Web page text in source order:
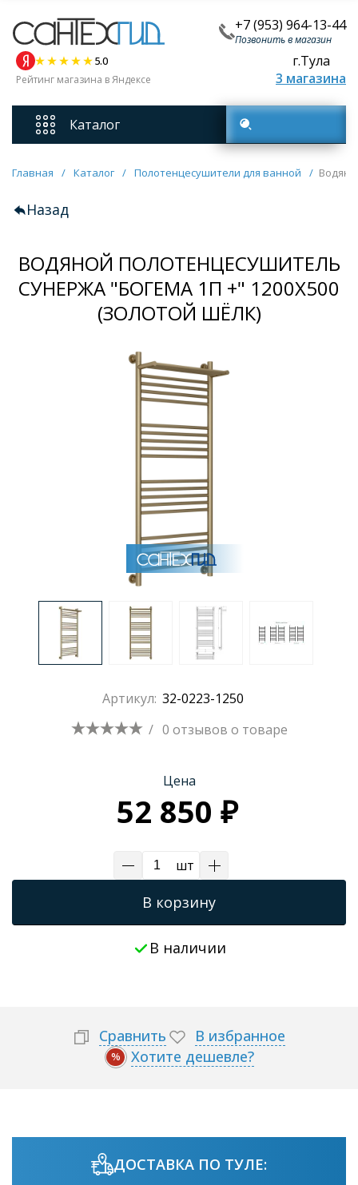
+7 (953) 964-13-44
Позвонить в магазин
5.0
Рейтинг магазина в Яндексе
г.Тула
3 магазина
Каталог
Смесители
Унитазы
Мебель для ванных комнат
Кухонные мойки
Душевые кабины
Полотенцесушители
Аксессуары для ванных комнат
Душевые поддоны
Трапы для душевых
Главная / Каталог / Полотенцесушители для ванной /
Назад
ВОДЯНОЙ ПОЛОТЕНЦЕСУШИТЕЛЬ
СУНЕРЖА "БОГЕМА 1П +" 1200Х500
(ЗОЛОТОЙ ШЁЛК)
Артикул: 32-0223-1250
/ 0 отзывов о товаре
Цена
52 850 ₽
шт
В корзину
В наличии
Сравнить В избранное
% Хотите дешевле?
ДОСТАВКА ПО ТУЛЕ: